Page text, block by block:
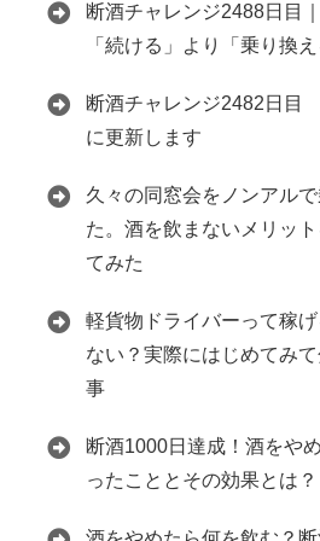
断酒チャレンジ2488日目
「続ける」より「乗り換え
断酒チャレンジ2482日目
に更新します
久々の同窓会をノンアル
た。酒を飲まないメリッ
てみた
軽貨物ドライバーって稼
ない？実際にはじめてみ
事
断酒1000日達成！酒をや
ったこととその効果とは？